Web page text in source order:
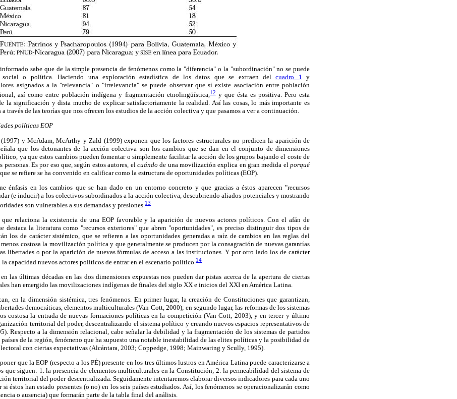
sabe que de la simple presencia de fenómenos como la "diferencia" o la "subordinación" no se puede
o política. Haciendo una exploración estadística de los datos que se extraen delcuadro 1
y
asignados a la "relevancia" o "irrelevancia" se puede observar que sí existe asociación entre población
así como entre población indígena y fragmentación etnolingüística,12y que ésta es positiva. Pero esta
la significación y dista mucho de explicar satisfactoriamente la realidad. Así las cosas, lo más importante es
través de las teorías que nos ofrecen los estudios de la acción colectiva y que pasamos a ver a continuación.
políticas EOP
(1997) y McAdam, McArthy y Zald (1999) exponen que los factores estructurales no predicen la aparición de
que los detonantes de la acción colectiva son los cambios que se dan en el conjunto de dimensiones
ya que estos cambios pueden fomentar o simplemente facilitar la acción de los grupos bajando el coste de
Es por eso que, según estos autores, el cuándode una movilización explica en gran medida elporqué
se refiere se ha convenido en calificar como la estructura de oportunidades políticas (EOP).
énfasis en los cambios que se han dado en un entorno concreto y que gracias a éstos aparecen "recursos
(e inducir) a los colectivos subordinados a la acción colectiva, descubriendo aliados potenciales y mostrando
son vulnerables a sus demandas y presiones.13
relaciona la existencia de una EOP favorable y la aparición de nuevos actores políticos. Con el afán de
destaca la literatura como "recursos exteriores" que abren "oportunidades", es preciso distinguir dos tipos de
los de carácter sistémico, que se refieren a las oportunidades generadas a raíz de cambios en las reglas del
costosa la movilización política y que generalmente se producen por la consagración de nuevas garantías
libertades o por la aparición de nuevas fórmulas de acceso a las instituciones. Y por otro lado los de carácter
capacidad nuevos actores políticos de entrar en el escenario político. 14
las últimas décadas en las dos dimensiones expuestas nos pueden dar pistas acerca de la apertura de ciertas
han emergido las movilizaciones indígenas de finales del siglo XX e inicios del XXI en América Latina.
en la dimensión sistémica, tres fenómenos. En primer lugar, la creación de Constituciones que garantizan,
democráticas, elementos multiculturales (Van Cott, 2000); en segundo lugar, las reformas de los sistemas
costosa la entrada de nuevas formaciones políticas en la competición (Van Cott, 2003), y en tercer y último
territorial del poder, descentralizando el sistema político y creando nuevos espacios representativos de
Respecto a la dimensión relacional, cabe señalar la debilidad y la fragmentación de los sistemas de partidos
países de la región, fenómeno que ha supuesto una notable inestabilidad de las elites políticas y la posibilidad de
con ciertas expectativas (Alcántara, 2003; Coppedge, 1998; Mainwaring y Scully, 1995).
que la EOP (respecto a los PÉ) presente en los tres últimos lustros en América Latina puede caracterizarse a
que siguen: 1. la presencia de elementos multiculturales en la Constitución; 2. la permeabilidad del sistema de
territorial del poder descentralizada. Seguidamente intentaremos elaborar diversos indicadores para cada uno
éstos han estado presentes (o no) en los seis países estudiados. Así, los fenómenos se operacionalizarán como
o ausencia) que formarán parte de la tabla final del análisis.